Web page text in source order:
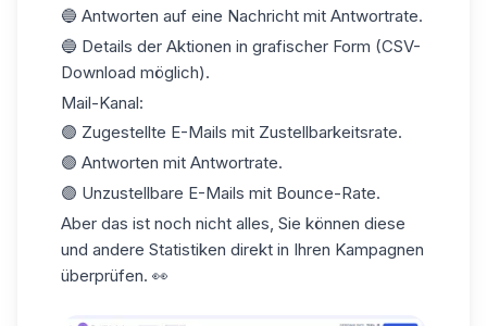
🔵 Antworten auf eine Nachricht mit Antwortrate.
🔵 Details der Aktionen in grafischer Form (CSV-
Download möglich).
Mail-Kanal:
🟣 Zugestellte E-Mails mit Zustellbarkeitsrate.
🟣 Antworten mit Antwortrate.
🟣 Unzustellbare E-Mails mit Bounce-Rate.
Aber das ist noch nicht alles, Sie können diese
und andere Statistiken direkt in Ihren Kampagnen
überprüfen. 👀